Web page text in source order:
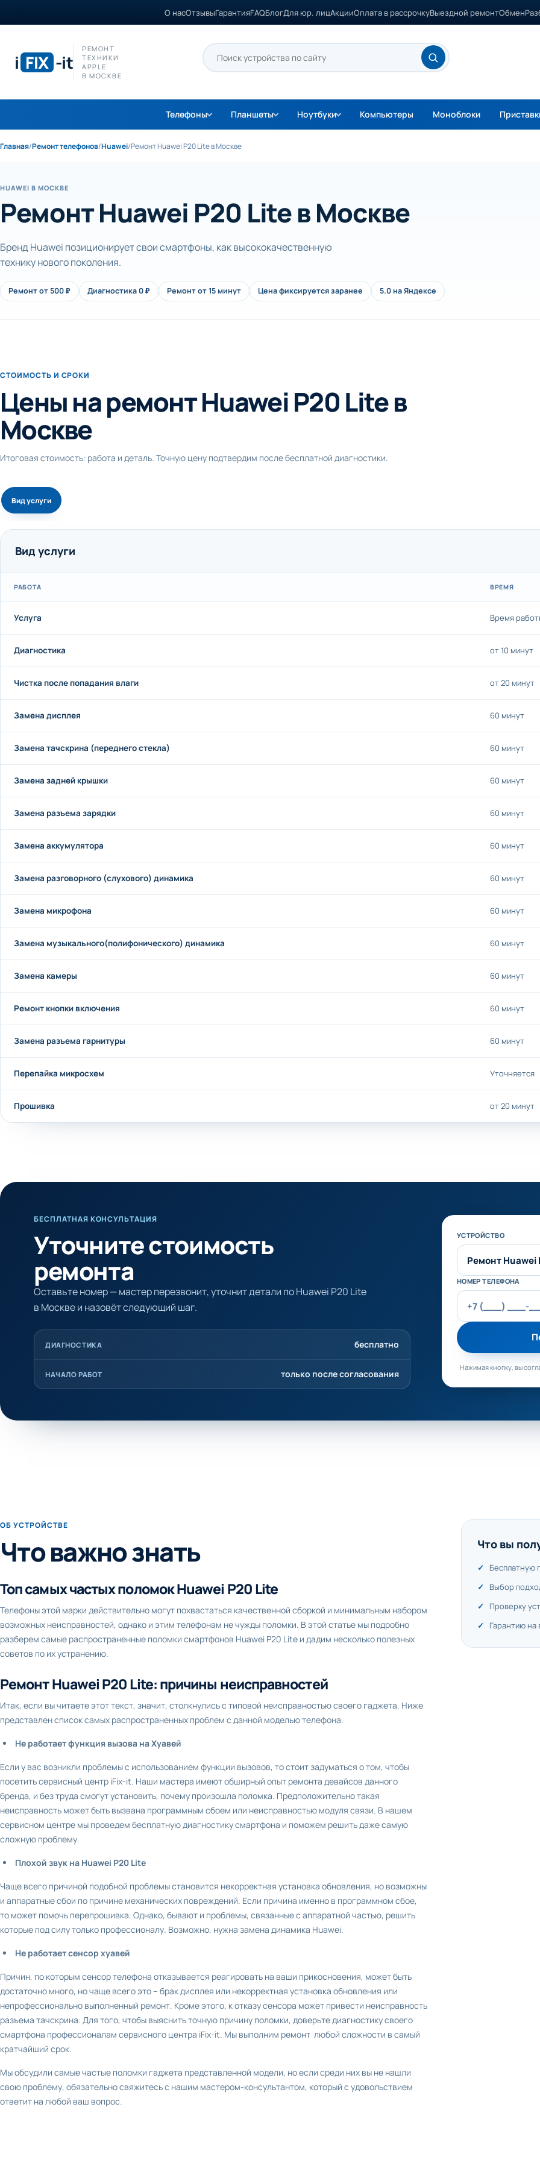
О насОтзывыГарантияFAQБлогДля юр. лицАкцииОплата в рассрочкуВыездной ремонтОбмен
i FIX -it
РЕМОНТ
ТЕХНИКИ
APPLE
В МОСКВЕ
Телефоны Планшеты Ноутбуки Компьютеры Моноблоки
Главная/Ремонт телефонов/Huawei/Ремонт Huawei P20 Lite в Москве
HUAWEI В МОСКВЕ
Ремонт Huawei P20 Lite в Москве
Бренд Huawei позиционирует свои смартфоны, как высококачественную
технику нового поколения.
Ремонт от 500 ₽ Диагностика 0 ₽ Ремонт от 15 минут Цена фиксируется заранее 5.0 на Яндексе
СТОИМОСТЬ И СРОКИ
Цены на ремонт Huawei P20 Lite в
Москве
Итоговая стоимость: работа и деталь. Точную цену подтвердим после бесплатной диагностики.
Вид услуги
Вид услуги
РАБОТА ВРЕМЯ
Услуга Время
Диагностика от 10 минут
Чистка после попадания влаги от 20 минут
Замена дисплея 60 минут
Замена тачскрина (переднего стекла) 60 минут
Замена задней крышки 60 минут
Замена разъема зарядки 60 минут
Замена аккумулятора 60 минут
Замена разговорного (слухового) динамика 60 минут
Замена микрофона 60 минут
Замена музыкального(полифонического) динамика 60 минут
Замена камеры 60 минут
Ремонт кнопки включения 60 минут
Замена разъема гарнитуры 60 минут
Перепайка микросхем Уточняется
Прошивка от 20 минут
БЕСПЛАТНАЯ КОНСУЛЬТАЦИЯ
Уточните стоимость
ремонта
Оставьте номер — мастер перезвонит, уточнит детали по Huawei P20 Lite
в Москве и назовёт следующий шаг.
ДИАГНОСТИКА бесплатно
НАЧАЛО РАБОТ только после согласования
Не заполняйте это
УСТРОЙСТВО
НОМЕР ТЕЛЕФОНА
Нажимая кнопку, вы
ОБ УСТРОЙСТВЕ
Что важно знать
Топ самых частых поломок Huawei P20 Lite
Телефоны этой марки действительно могут похвастаться качественной сборкой и минимальным набором
возможных неисправностей, однако и этим телефонам не чужды поломки. В этой статье мы подробно
разберем самые распространенные поломки смартфонов Huawei P20 Lite и дадим несколько полезных
советов по их устранению.
Ремонт Huawei P20 Lite: причины неисправностей
Итак, если вы читаете этот текст, значит, столкнулись с типовой неисправностью своего гаджета. Ниже
представлен список самых распространенных проблем с данной моделью телефона.
Не работает функция вызова на Хуавей
Если у вас возникли проблемы с использованием функции вызовов, то стоит задуматься о том, чтобы
посетить сервисный центр iFix-it. Наши мастера имеют обширный опыт ремонта девайсов данного
бренда, и без труда смогут установить, почему произошла поломка. Предположительно такая
неисправность может быть вызвана программным сбоем или неисправностью модуля связи. В нашем
сервисном центре мы проведем бесплатную диагностику смартфона и поможем решить даже самую
сложную проблему.
Плохой звук на Huawei P20 Lite
Чаще всего причиной подобной проблемы становится некорректная установка обновления, но возможны
и аппаратные сбои по причине механических повреждений. Если причина именно в программном сбое,
то может помочь перепрошивка. Однако, бывают и проблемы, связанные с аппаратной частью, решить
которые под силу только профессионалу. Возможно, нужна замена динамика Huawei.
Не работает сенсор хуавей
Причин, по которым сенсор телефона отказывается реагировать на ваши прикосновения, может быть
достаточно много, но чаще всего это – брак дисплея или некорректная установка обновления или
непрофессионально выполненный ремонт. Кроме этого, к отказу сенсора может привести неисправность
разъема тачскрина. Для того, чтобы выяснить точную причину поломки, доверьте диагностику своего
смартфона профессионалам сервисного центра iFix-it. Мы выполним ремонт любой сложности в самый
кратчайший срок.
Мы обсудили самые частые поломки гаджета представленной модели, но если среди них вы не нашли
свою проблему, обязательно свяжитесь с нашим мастером-консультантом, который с удовольствием
ответит на любой ваш вопрос.
Что вы
Бесплатную
Выбор
Проверку
Гарантию